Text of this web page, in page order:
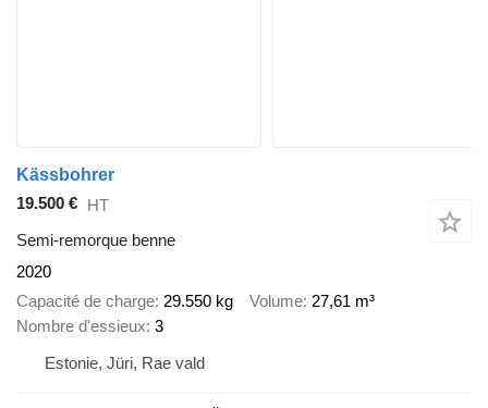
Kässbohrer
19.500 € HT
Semi-remorque benne
2020
Capacité de charge 29.550 kg Volume 27,61 m³
Nombre d'essieux 3
Estonie, Jüri, Rae vald